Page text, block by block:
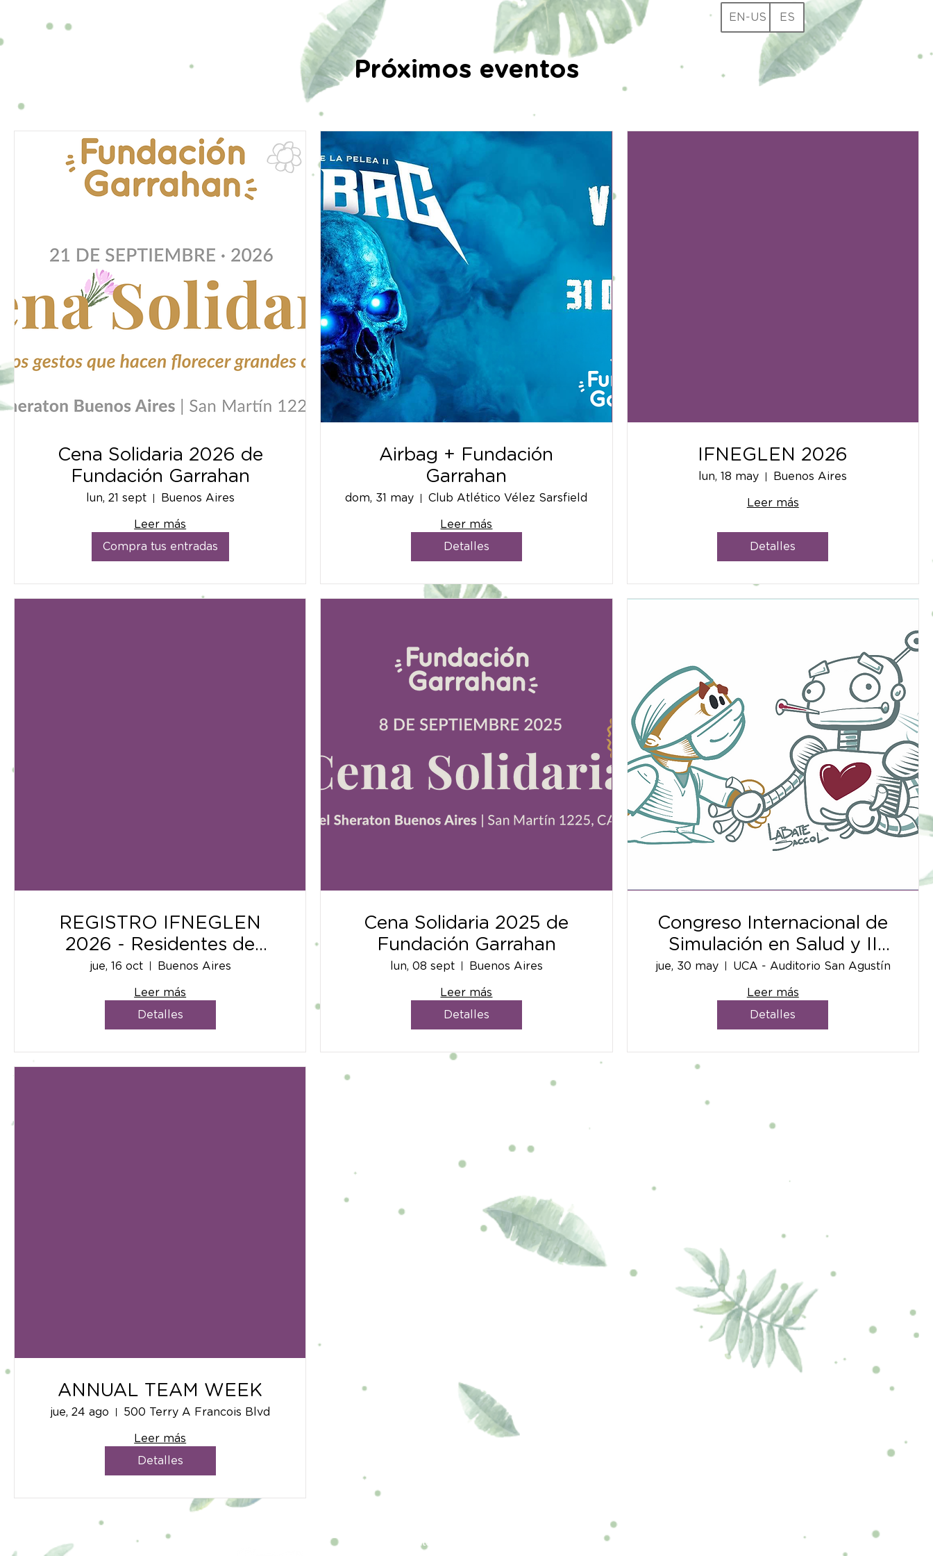
EN-US ES
Próximos eventos
Cena Solidaria 2026 de
Fundación Garrahan
lun, 21 sept Buenos Aires
Leer más
Compra tus entradas
Airbag + Fundación
Garrahan
dom, 31 may Club Atlético Vélez Sarsfield
Leer más
Detalles
IFNEGLEN 2026
lun, 18 may Buenos Aires
Leer más
Detalles
REGISTRO IFNEGLEN
2026 - Residentes de
Argentina
jue, 16 oct Buenos Aires
Leer más
Detalles
Cena Solidaria 2025 de
Fundación Garrahan
lun, 08 sept Buenos Aires
Leer más
Detalles
Congreso Internacional de
Simulación en Salud y II
Simposio Internacional de
Operaciones en Simulación
en Salud
jue, 30 may UCA - Auditorio San Agustín
Leer más
Detalles
ANNUAL TEAM WEEK
jue, 24 ago 500 Terry A Francois Blvd
Leer más
Detalles
eventos@